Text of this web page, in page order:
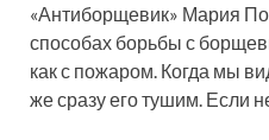
«Антиборщевик» Мария
способах борьбы с
как с пожаром. Когда мы
же сразу его тушим. Если